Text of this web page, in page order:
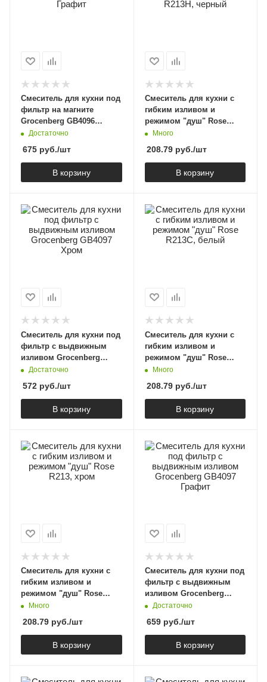
Смеситель для кухни под
фильтр на магните
Grocenberg GB4096
Графит
Достаточно
675 руб./шт
В корзину
Смеситель для кухни с
гибким изливом и
режимом "душ" Rose
R213H, черный
Много
208.79руб./шт
В корзину
Смеситель для кухни под
фильтр с выдвижным
изливом Grocenberg
GB4097 Хром
Достаточно
572 руб./шт
В корзину
Смеситель для кухни с
гибким изливом и
режимом "душ" Rose
R213C, белый
Много
208.79руб./шт
В корзину
Смеситель для кухни с
гибким изливом и
режимом "душ" Rose
R213, хром
Много
208.79 руб./шт
В корзину
Смеситель для кухни под
фильтр с выдвижным
изливом Grocenberg
GB4097 Графит
Достаточно
659руб./шт
В корзину